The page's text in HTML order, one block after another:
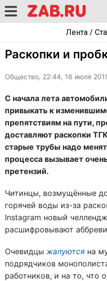
Лента/
Раскопки и
Общество, 22:44, 16 июля
С начала лета
привыкать к
препятствиям на пути,
доставляют раскопки
старые трубы надо
процесса вызывает
претензий.
Читинцы, возмущённые
горячей воды из-за
Instagram новый
расшифровывают
Очевидцы жалуются на
подрядчиков
работников, и на то, что